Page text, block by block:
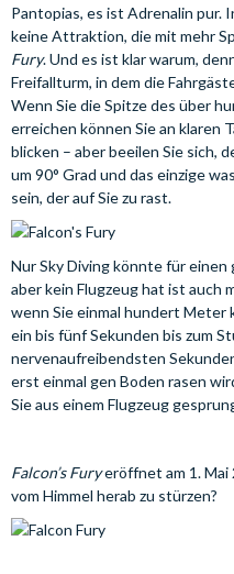
Pantopias, es ist Adrenalin pur.
keine Attraktion, die mit mehr
Fury. Und es ist klar warum,
Freifallturm, in dem die
Wenn Sie die Spitze des über
erreichen können Sie an klaren
blicken – aber beeilen Sie sich,
um 90° Grad und das einzige
sein, der auf Sie zu rast.
Nur Sky Diving könnte für
aber kein Flugzeug hat ist auch
wenn Sie einmal hundert
ein bis fünf Sekunden bis zum
nervenaufreibendsten
erst einmal gen Boden rasen
Sie aus einem Flugzeug
Falcon’s Furyeröffnet am 1. Mai
vom Himmel herab zu stürzen?